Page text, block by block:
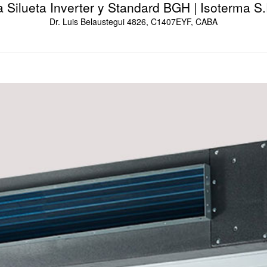
Silueta Inverter y Standard BGH | Isoterma
Dr. Luis Belaustegui 4826, C1407EYF, CABA